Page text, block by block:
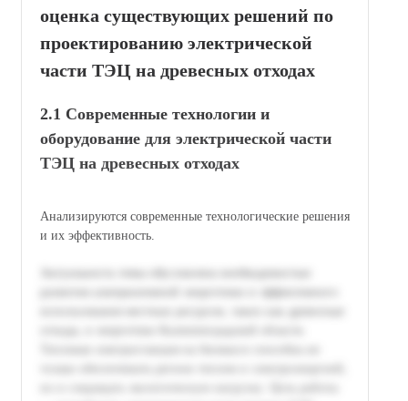
оценка существующих решений по
проектированию электрической
части ТЭЦ на древесных отходах
2.1 Современные технологии и
оборудование для электрической части
ТЭЦ на древесных отходах
Анализируются современные технологические решения
и их эффективность.